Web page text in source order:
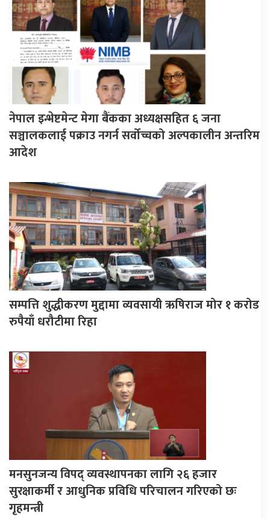
नेपाल इन्भेष्टमेन्ट मेगा बैंकका अध्यक्षसहित ६ जना
सञ्चालकलाई पक्राउ नगर्न सर्वोच्चको अल्पकालीन अन्तरिम
आदेश
सम्पत्ति शुद्धीकरण मुद्दामा व्यवसायी ऋषिराज मोर १ करोड
रुपैयाँ धरौटीमा रिहा
मनसुनजन्य विपद् व्यवस्थापनका लागि २६ हजार
सुरक्षाकर्मी र आधुनिक प्रविधि परिचालन गरिएको छः
गृहमन्त्री